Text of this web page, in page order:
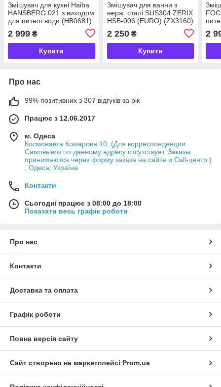
Змішувач для кухні Haiba
HANSBERG 021 з виходом
для питної води (HB0681)
2 999 ₴
Купити
Змішувач для ванни з
нерж. сталі SUS304 ZERIX
HSB-006 (EURO) (ZX3160)
2 250₴
Купити
2
Про нас
99% позитивних з 307 відгуків за рік
Працює з 12.06.2017
м. Одеса
Космонавта Комарова 10, (Для корреспонденции.
Самовывоз по данному адресу отсутствует. Заказы
принимаются через форму заказа на сайте и Call-центр.)
, Одеса, Україна
Контакти
Сьогодні працює з 08:00 до 18:00
Показати весь графік роботи
Про нас
Контакти
Доставка та оплата
Графік роботи
Повна версія сайту
Сайт створено на маркетплейсі Prom.ua